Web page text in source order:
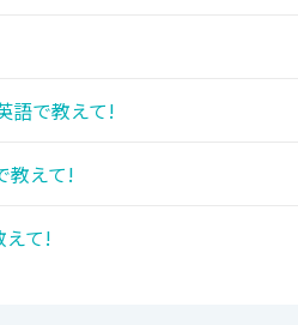
語で教えて!
教えて!
えて!